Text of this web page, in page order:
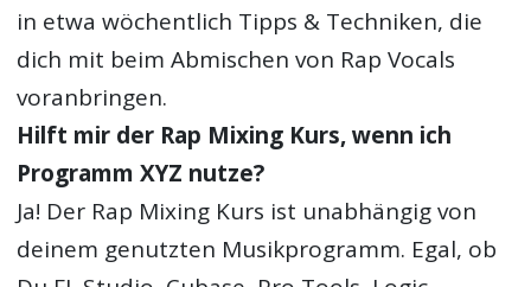
in etwa wöchentlich Tipps & Techniken, die
dich mit beim Abmischen von Rap Vocals
voranbringen.
Hilft mir der Rap Mixing Kurs, wenn ich
Programm XYZ nutze?
Ja! Der Rap Mixing Kurs ist unabhängig von
deinem genutzten Musikprogramm. Egal, ob